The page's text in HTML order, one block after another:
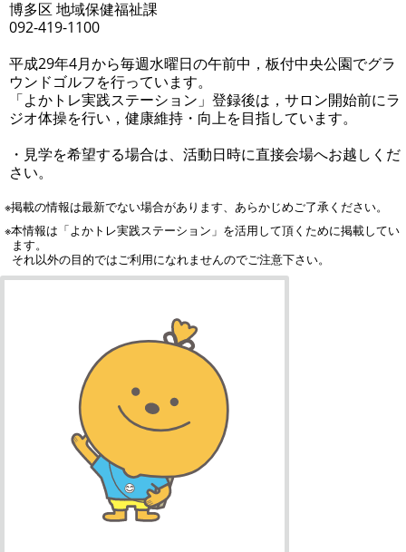
博多区 地域保健福祉課
092-419-1100
平成29年4月から毎週水曜日の午前中，板付中央公園でグラ
ウンドゴルフを行っています。
「よかトレ実践ステーション」登録後は，サロン開始前にラ
ジオ体操を行い，健康維持・向上を目指しています。
・見学を希望する場合は、活動日時に直接会場へお越しくだ
さい。
※掲載の情報は最新でない場合があります、あらかじめご了承ください。
※本情報は「よかトレ実践ステーション」を活用して頂くために掲載してい
ます。
それ以外の目的ではご利用になれませんのでご注意下さい。